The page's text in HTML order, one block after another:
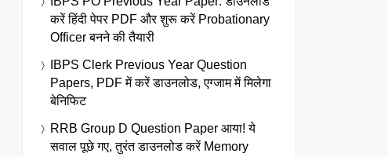
करें हिंदी पेपर PDF और शुरू करें Probationary
Officer बनने की तैयारी
IBPS Clerk Previous Year Question
Papers, PDF में करें डाउनलोड, एग्जाम में मिलेगा
बेनिफिट
RRB Group D Question Paper आया! ये
सवाल पूछे गए, तुरंत डाउनलोड करें Memory